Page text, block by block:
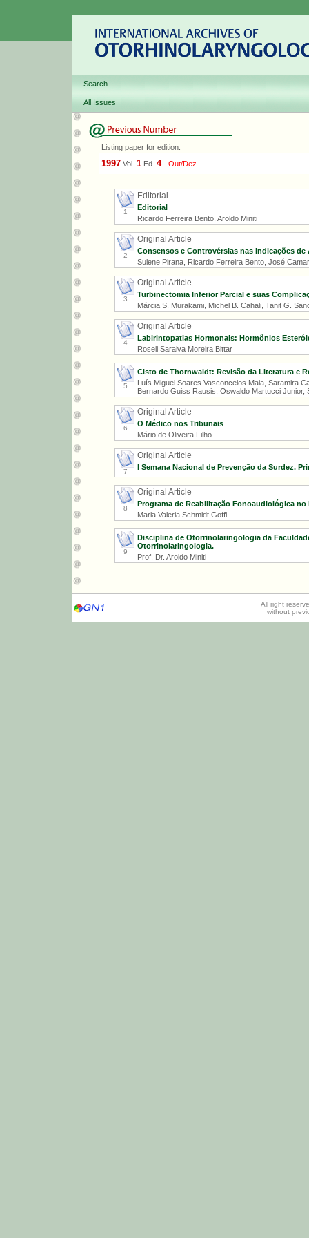
Search
All Issues
Listing paper for edition:
1997 Vol. 1 Ed. 4- Out/Dez
1
Editorial
Editorial
Ricardo Ferreira Bento, Aroldo Miniti
2
Original Article
Consensos e Controvérsias nas Indicações
Sulene Pirana, Ricardo Ferreira Bento, José
3
Original Article
Turbinectomia Inferior Parcial e suas
Márcia S. Murakami, Michel B. Cahali, Tanit G.
4
Original Article
Labirintopatias Hormonais: Hormônios
Roseli Saraiva Moreira Bittar
5
Cisto de Thornwaldt: Revisão da Literatura e
Luís Miguel Soares Vasconcelos Maia, Saramira
Bernardo Guiss Rausis, Oswaldo Martucci Junior,
6
Original Article
O Médico nos Tribunais
Mário de Oliveira Filho
7
Original Article
I Semana Nacional de Prevenção da Surdez.
8
Original Article
Programa de Reabilitação Fonoaudiológica no
Maria Valeria Schmidt Goffi
9
Disciplina de Otorrinolaringologia da
Otorrinolaringologia.
Prof. Dr. Aroldo Miniti
All right
without